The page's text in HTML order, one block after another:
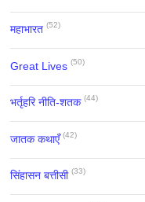
महाभारत (52)
Great Lives (50)
भर्तृहरि नीति-शतक (44)
जातक कथाएँ (42)
सिंहासन बत्तीसी (33)